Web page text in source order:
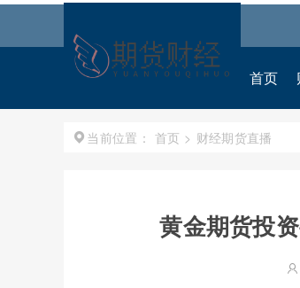
首页
当前位置： 首页 > 财经期货直播
黄金期货投